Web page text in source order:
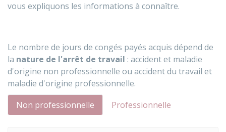
vous expliquons les informations à connaître.
Le nombre de jours de congés payés acquis dépend de
la nature de l'arrêt de travail : accident et maladie
d'origine non professionnelle ou accident du travail et
maladie d'origine professionnelle.
Non professionnelle
Professionnelle